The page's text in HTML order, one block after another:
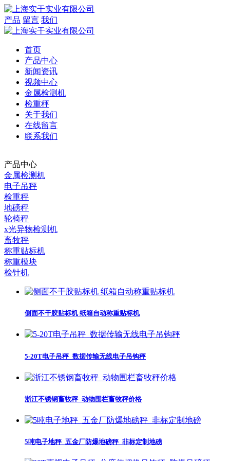
产品 留言 我们
首页
产品中心
新闻资讯
视频中心
金属检测机
检重秤
关于我们
在线留言
联系我们
产品中心
金属检测机
电子吊秤
检重秤
地磅秤
轮椅秤
x光异物检测机
畜牧秤
称重贴标机
称重模块
检针机
侧面不干胶贴标机 纸箱自动称重贴标机
5-20T电子吊秤_数据传输无线电子吊钩秤
浙江不锈钢畜牧秤_动物围栏畜牧秤价格
5吨电子地秤_五金厂防爆地磅秤_非标定制地磅